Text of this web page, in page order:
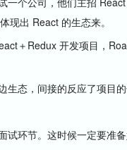
现出 React 的生态来。
＋Redux 开发项目，
态，间接的反应了项目的
环节。这时候一定要准备